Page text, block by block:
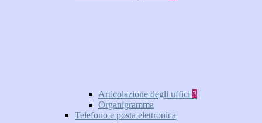
Articolazione degli uffici 3
Organigramma
Telefono e posta elettronica